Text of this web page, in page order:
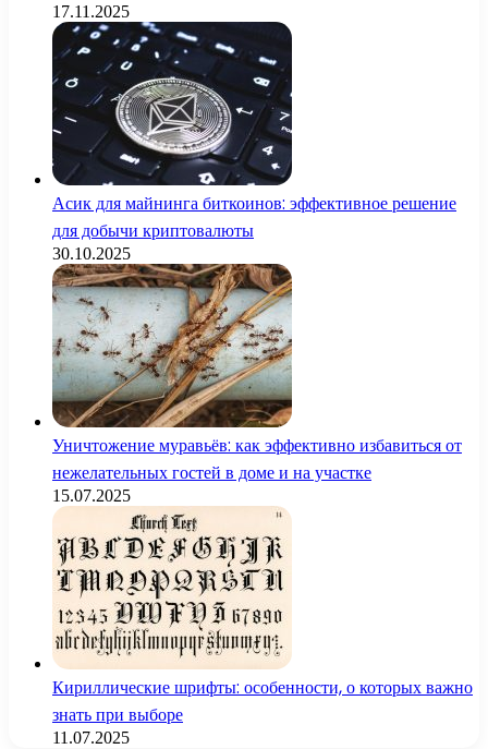
17.11.2025
Асик для майнинга биткоинов: эффективное решение
для добычи криптовалюты
30.10.2025
Уничтожение муравьёв: как эффективно избавиться от
нежелательных гостей в доме и на участке
15.07.2025
Кириллические шрифты: особенности, о которых важно
знать при выборе
11.07.2025